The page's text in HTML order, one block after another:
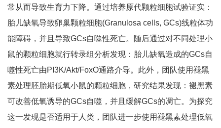
常从而导致生育力下降。通过培养原代颗粒细胞试验证实：
胎儿缺氧导致卵巢颗粒细胞(Granulosa cells, GCs)线粒体功
能障碍，并且导致GCs自噬性死亡。随后通过对不同处理小
鼠的颗粒细胞就行转录组分析发现：胎儿缺氧造成的GCs自
噬性死亡由PI3K/Akt/FoxO通路介导。此外，团队使用褪黑
素处理胚胎期低氧小鼠的颗粒细胞，研究结果发现：褪黑素
可改善低氧诱导的GCs自噬，并且缓解GCs的凋亡。为探究
这一发现是否适用于人类，团队进一步使用褪黑素处理低氧